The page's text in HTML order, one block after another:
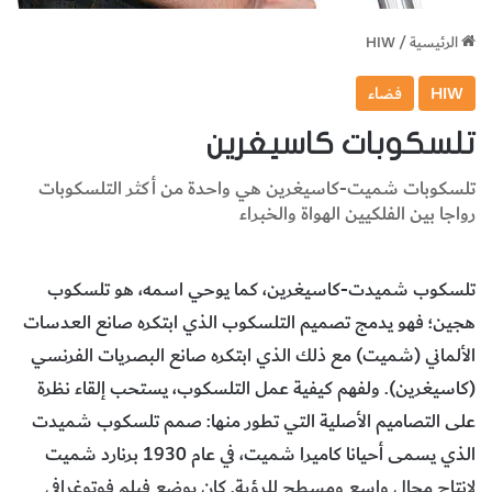
الرئيسية/
HIW
HIW فضاء
تلسكوبات كاسيغرين
تلسكوبات شميت-كاسيغرين هي واحدة من أكثر التلسكوبات
رواجا بين الفلكيين الهواة والخبراء
تلسكوب شميدت-كاسيغرين، كما يوحي اسمه، هو تلسكوب
هجين؛ فهو يدمج تصميم التلسكوب الذي ابتكره صانع العدسات
الألماني (شميت) مع ذلك الذي ابتكره صانع البصريات الفرنسي
(كاسيغرين). ولفهم كيفية عمل التلسكوب، يستحب إلقاء نظرة
على التصاميم الأصلية التي تطور منها: صمم تلسكوب شميدت
الذي يسمى أحيانا كاميرا شميت، في عام 1930 برنارد شميت